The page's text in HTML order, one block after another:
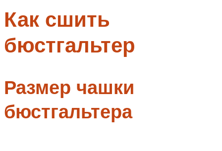
Аксессуары
Меню
Как сшить
бюстгальтер
Размер чашки
бюстгальтера